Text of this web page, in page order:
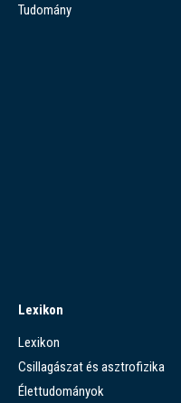
Tudomány
Lexikon
Lexikon
Csillagászat és asztrofizika
Élettudományok